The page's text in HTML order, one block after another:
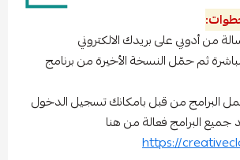
بريدك الالكتروني
الأخيرة من برنامج
بامكانك تسجيل الدخول
من هنا